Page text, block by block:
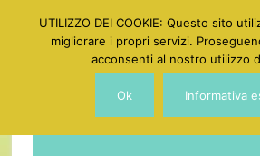
Dotgirl
UTILIZZO DEI COOKIE: Questo sito
migliorare i propri servizi.
acconsenti al nostro utilizzo
Ok Informativa